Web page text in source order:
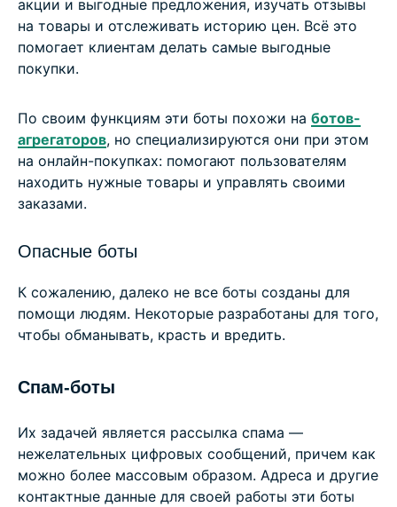
акции и выгодные предложения, изучать отзывы
на товары и отслеживать историю цен. Всё это
помогает клиентам делать самые выгодные
покупки.
По своим функциям эти боты похожи на ботов-
агрегаторов, но специализируются они при этом
на онлайн-покупках: помогают пользователям
находить нужные товары и управлять своими
заказами.
Опасные боты
К сожалению, далеко не все боты созданы для
помощи людям. Некоторые разработаны для того,
чтобы обманывать, красть и вредить.
Спам-боты
Их задачей является рассылка спама —
нежелательных цифровых сообщений, причем как
можно более массовым образом. Адреса и другие
контактные данные для своей работы эти боты